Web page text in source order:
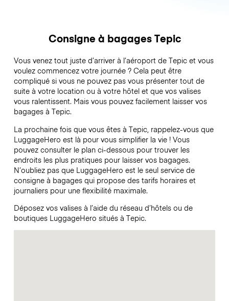
Consigne à bagages Tepic
Vous venez tout juste d’arriver à l’aéroport de Tepic et vous
voulez commencez votre journée ? Cela peut être
compliqué si vous ne pouvez pas vous présenter tout de
suite à votre location ou à votre hôtel et que vos valises
vous ralentissent. Mais vous pouvez facilement laisser vos
bagages à Tepic.
La prochaine fois que vous êtes à Tepic, rappelez-vous que
LuggageHero est là pour vous simplifier la vie ! Vous
pouvez consulter le plan ci-dessous pour trouver les
endroits les plus pratiques pour laisser vos bagages.
N’oubliez pas que LuggageHero est le seul service de
consigne à bagages qui propose des tarifs horaires et
journaliers pour une flexibilité maximale.
Déposez vos valises à l’aide du réseau d’hôtels ou de
boutiques LuggageHero situés à Tepic.